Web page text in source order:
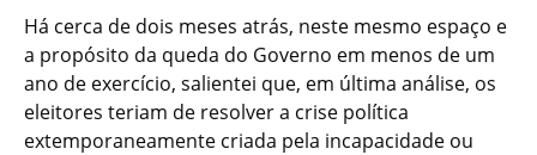
Há cerca de dois meses atrás, neste mesmo espaço e
a propósito da queda do Governo em menos de um
ano de exercício, salientei que, em última análise, os
eleitores teriam de resolver a crise política
extemporaneamente criada pela incapacidade ou